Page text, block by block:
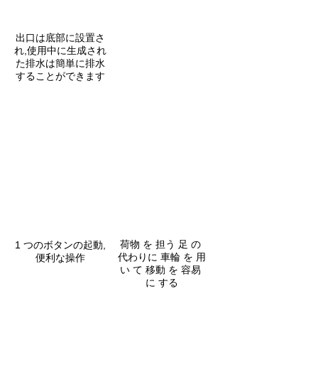
出口は底部に設置さ
れ,使用中に生成され
た排水は簡単に排水
することができます
1 つのボタンの起動,
便利な操作
荷物 を 担う 足 の
代わりに 車輪 を 用
い て 移動 を 容易
に する